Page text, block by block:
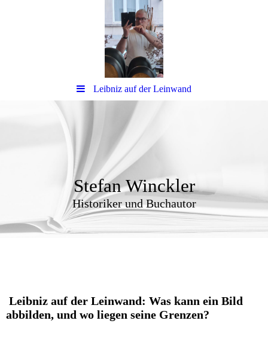
Leibniz auf der Leinwand
Stefan Winckler
Historiker und Buchautor
Leibniz auf der Leinwand: Was kann ein Bild
abbilden, und wo liegen seine Grenzen?